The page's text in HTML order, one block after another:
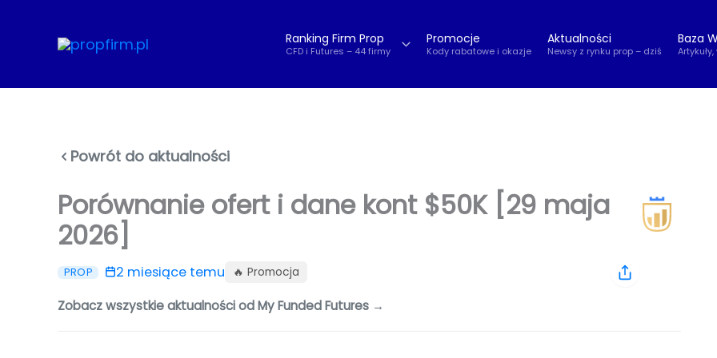
Ranking Firm Prop
CFD i Futures – 44 firmy
Promocje
Kody rabatowe i okazje
Aktualności
Newsy z rynku prop – dziś
Baza
Powrót do aktualności
Porównanie ofert i dane kont $50K [29 maja
2026]
PROP 2 miesiące temu 🔥 Promocja
Zobacz wszystkie aktualności od My Funded Futures →